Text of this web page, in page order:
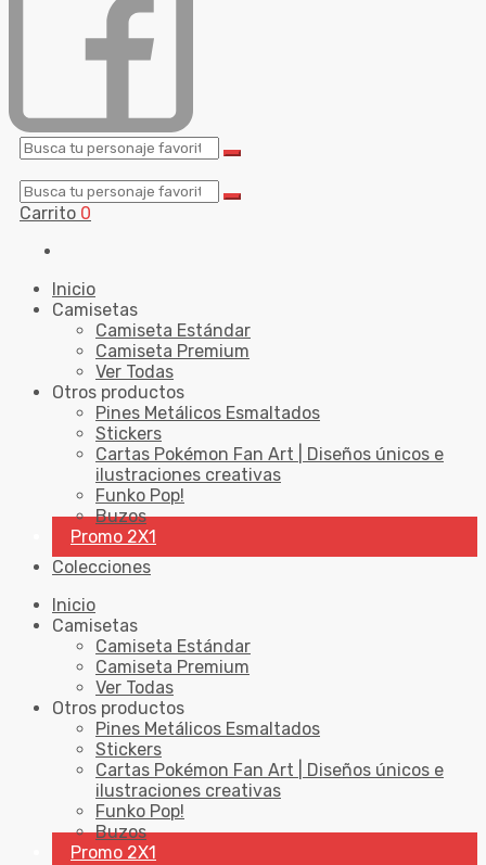
Carrito 0
Inicio
Camisetas
Camiseta Estándar
Camiseta Premium
Ver Todas
Otros productos
Pines Metálicos Esmaltados
Stickers
Cartas Pokémon Fan Art | Diseños únicos e
ilustraciones creativas
Funko Pop!
Buzos
Promo 2X1
Colecciones
Inicio
Camisetas
Camiseta Estándar
Camiseta Premium
Ver Todas
Otros productos
Pines Metálicos Esmaltados
Stickers
Cartas Pokémon Fan Art | Diseños únicos e
ilustraciones creativas
Funko Pop!
Buzos
Promo 2X1